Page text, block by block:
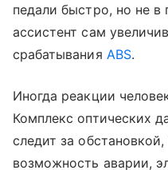
педали быстро, но не в
ассистент сам
срабатывания ABS.
Иногда реакции
Комплекс оптических
следит за
возможность аварии,